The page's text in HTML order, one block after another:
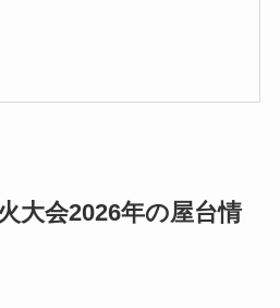
大会2026年の屋台情